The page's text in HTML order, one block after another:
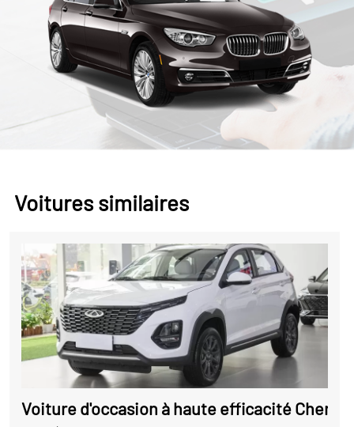
Voitures similaires
Voiture d'occasion à haute efficacité Chery